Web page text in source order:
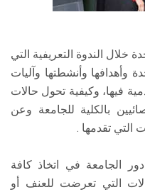
خلال الندوة التعريفية التي
وأنشطتها وآليات
فيها، وكيفية تحول حالات
بالكلية للجامعة وعن
التي تقدمها .
الجامعة في اتخاذ كافة
التي تعرضت للعنف أو